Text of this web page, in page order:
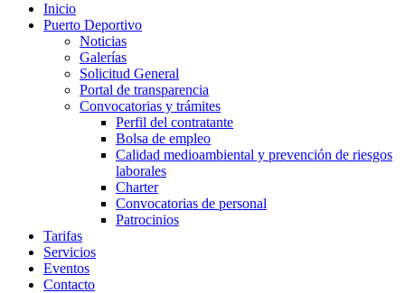
Inicio
Puerto Deportivo
Noticias
Galerías
Solicitud General
Portal de transparencia
Convocatorias y trámites
Perfil del contratante
Bolsa de empleo
Calidad medioambiental y prevención de riesgos
laborales
Charter
Convocatorias de personal
Patrocinios
Tarifas
Servicios
Eventos
Contacto